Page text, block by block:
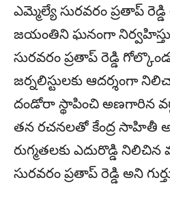
ఎమ్మెల్యే సురవరం ప్రతాప్
జయంతిని ఘనంగా
సురవరం ప్రతాప్ రెడ్డి
జర్నలిస్టులకు ఆదర్శంగా
దండోరా స్థాపించి అణగారిన
తన రచనలతో కేంద్ర సాహితీ
రుగ్మతలకు ఎదురొడ్డి
సురవరం ప్రతాప్ రెడ్డి అని